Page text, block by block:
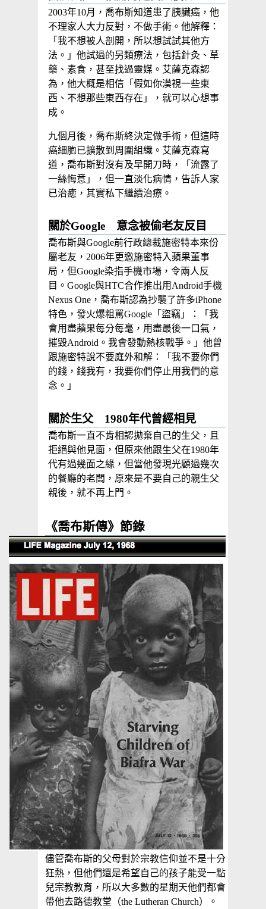
2003年10月，喬布斯知道患了胰臟癌，他
不理家人大力反對，不做手術。他解釋：
「我不想被人剖開，所以想試試其他方
法。」他試過的另類療法，包括針灸、草
藥、素食，甚至找過靈媒。艾薩克森認
為，他大概是相信「假如你漠視一些東
西、不想那些東西存在」，就可以心想事
成。
九個月後，喬布斯終決定做手術，但這時
癌細胞已擴散到周圍組織。艾薩克森寫
道，喬布斯對沒有及早開刀時，「流露了
一絲悔意」，但一直淡化病情，告訴人家
已治癒，其實私下繼續治療。
關於Google 意念被偷老友反目
喬布斯與Google前行政總裁施密特本來份
屬老友，2006年更邀施密特入蘋果董事
局，但Google染指手機市場，令兩人反
目。Google與HTC合作推出用Android手機
Nexus One，喬布斯認為抄襲了許多iPhone
特色，發火爆粗罵Google「盜竊」：「我
會用盡蘋果每分每毫，用盡最後一口氣，
摧毀Android。我會發動熱核戰爭。」他曾
跟施密特說不要庭外和解：「我不要你們
的錢，錢我有，我要你們停止用我們的意
念。」
關於生父 1980年代曾經相見
喬布斯一直不肯相認拋棄自己的生父，且
拒絕與他見面，但原來他跟生父在1980年
代有過幾面之緣，但當他發現光顧過幾次
的餐廳的老闆，原來是不要自己的親生父
親後，就不再上門。
《喬布斯傳》節錄
儘管喬布斯的父母對於宗教信仰並不是十分
狂熱，但他們還是希望自己的孩子能受一點
兒宗教教育，所以大多數的星期天他們都會
帶他去路德教堂（the Lutheran Church）。